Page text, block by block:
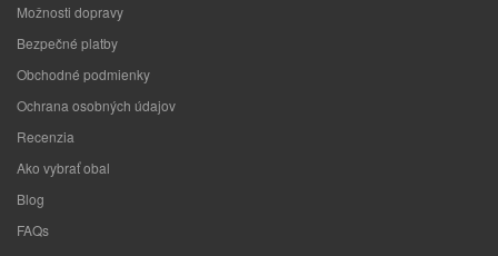
Možnosti dopravy
Bezpečné platby
Obchodné podmienky
Ochrana osobných údajov
Recenzia
Ako vybrať obal
Blog
FAQs